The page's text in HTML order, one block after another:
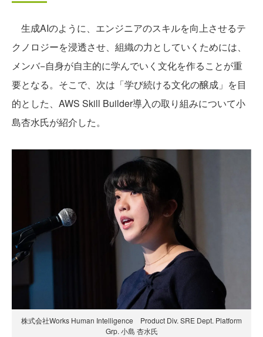
生成AIのように、エンジニアのスキルを向上させるテ
クノロジーを浸透させ、組織の力としていくためには、
メンバ−自身が自主的に学んでいく文化を作ることが重
要となる。そこで、次は「学び続ける文化の醸成」を目
的とした、AWS Skill Builder導入の取り組みについて小
島杏水氏が紹介した。
株式会社Works Human Intelligence Product Div. SRE Dept. Platform
Grp. 小島 杏水氏